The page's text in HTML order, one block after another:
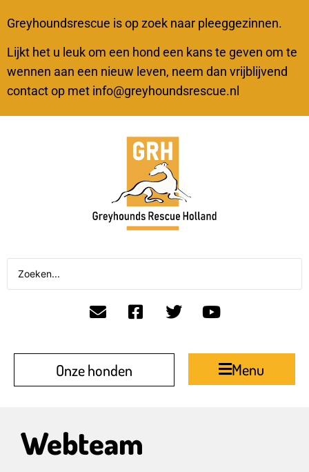
Greyhoundsrescue is op zoek naar pleeggezinnen.
Lijkt het u leuk om een hond een kans te geven om te
wennen aan een nieuw leven, neem dan vrijblijvend
contact op met info@greyhoundsrescue.nl
Onze honden Menu
Webteam